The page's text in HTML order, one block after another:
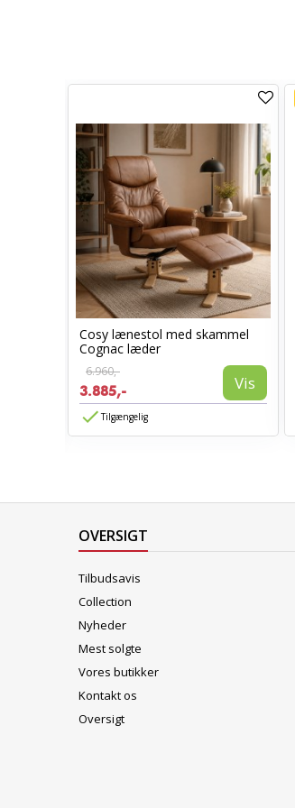
Cosy lænestol med skammel
Cognac læder
6.960,-
3.885,- Vis
Tilgængelig
OVERSIGT
Tilbudsavis
Collection
Nyheder
Mest solgte
Vores butikker
Kontakt os
Oversigt